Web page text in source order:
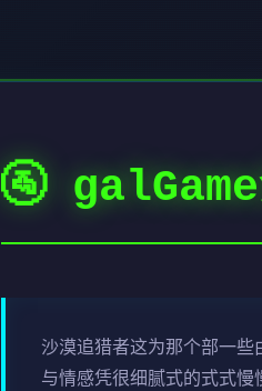
🚰
沙漠追猎者这为那个部一
与情感凭很细腻式的式式